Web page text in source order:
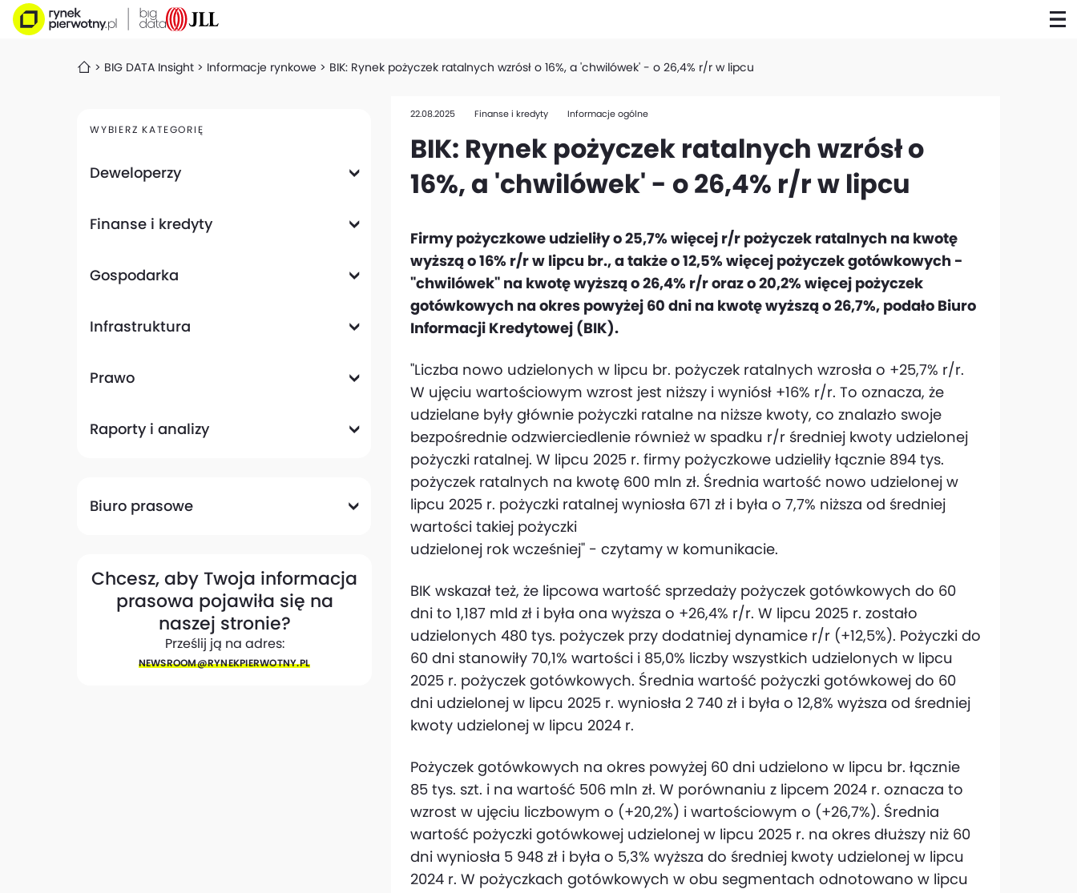
BIG DATA Insight Informacje rynkowe BIK: Rynek pożyczek ratalnych wzrósł o 16%, a 'chwilówek' - o 26,4% r/r w lipcu
WYBIERZ KATEGORIĘ
Deweloperzy
Finanse i kredyty
Gospodarka
Infrastruktura
Prawo
Raporty i analizy
Biuro prasowe
Chcesz, aby Twoja informacja
prasowa pojawiła się na
naszej stronie?
Prześlij ją na adres:
NEWSROOM@​RYNEKPIERWOTNY.PL
22.08.2025 Finanse i kredyty Informacje ogólne
BIK: Rynek pożyczek ratalnych wzrósł o
16%, a 'chwilówek' - o 26,4% r/r w lipcu
Firmy pożyczkowe udzieliły o 25,7% więcej r/r pożyczek ratalnych na kwotę
wyższą o 16% r/r w lipcu br., a także o 12,5% więcej pożyczek gotówkowych -
"chwilówek" na kwotę wyższą o 26,4% r/r oraz o 20,2% więcej pożyczek
gotówkowych na okres powyżej 60 dni na kwotę wyższą o 26,7%, podało Biuro
Informacji Kredytowej (BIK).
"Liczba nowo udzielonych w lipcu br. pożyczek ratalnych wzrosła o +25,7% r/r.
W ujęciu wartościowym wzrost jest niższy i wyniósł +16% r/r. To oznacza, że
udzielane były głównie pożyczki ratalne na niższe kwoty, co znalazło swoje
bezpośrednie odzwierciedlenie również w spadku r/r średniej kwoty udzielonej
pożyczki ratalnej. W lipcu 2025 r. firmy pożyczkowe udzieliły łącznie 894 tys.
pożyczek ratalnych na kwotę 600 mln zł. Średnia wartość nowo udzielonej w
lipcu 2025 r. pożyczki ratalnej wyniosła 671 zł i była o 7,7% niższa od średniej
wartości takiej pożyczki
udzielonej rok wcześniej" - czytamy w komunikacie.
BIK wskazał też, że lipcowa wartość sprzedaży pożyczek gotówkowych do 60
dni to 1,187 mld zł i była ona wyższa o +26,4% r/r. W lipcu 2025 r. zostało
udzielonych 480 tys. pożyczek przy dodatniej dynamice r/r (+12,5%). Pożyczki do
60 dni stanowiły 70,1% wartości i 85,0% liczby wszystkich udzielonych w lipcu
2025 r. pożyczek gotówkowych. Średnia wartość pożyczki gotówkowej do 60
dni udzielonej w lipcu 2025 r. wyniosła 2 740 zł i była o 12,8% wyższa od średniej
kwoty udzielonej w lipcu 2024 r.
Pożyczek gotówkowych na okres powyżej 60 dni udzielono w lipcu br. łącznie
85 tys. szt. i na wartość 506 mln zł. W porównaniu z lipcem 2024 r. oznacza to
wzrost w ujęciu liczbowym o (+20,2%) i wartościowym o (+26,7%). Średnia
wartość pożyczki gotówkowej udzielonej w lipcu 2025 r. na okres dłuższy niż 60
dni wyniosła 5 948 zł i była o 5,3% wyższa do średniej kwoty udzielonej w lipcu
2024 r. W pożyczkach gotówkowych w obu segmentach odnotowano w lipcu